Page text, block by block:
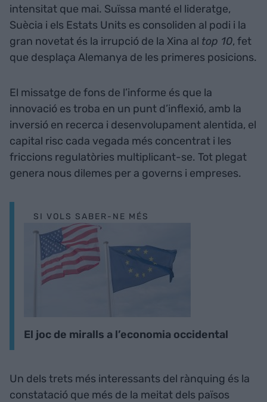
intensitat que mai. Suïssa manté el lideratge,
Suècia i els Estats Units es consoliden al podi i la
gran novetat és la irrupció de la Xina al top 10, fet
que desplaça Alemanya de les primeres posicions.
El missatge de fons de l’informe és que la
innovació es troba en un punt d’inflexió, amb la
inversió en recerca i desenvolupament alentida, el
capital risc cada vegada més concentrat i les
friccions regulatòries multiplicant-se. Tot plegat
genera nous dilemes per a governs i empreses.
SI VOLS SABER-NE MÉS
El joc de miralls a l’economia occidental
Un dels trets més interessants del rànquing és la
constatació que més de la meitat dels països